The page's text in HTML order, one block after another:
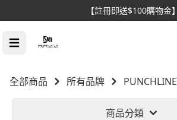
【註冊即送$100購物金】
全部商品 所有品牌 PUNCHLINE
商品分類